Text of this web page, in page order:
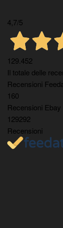
4,7/5
129.452
Il totale delle
Recensioni
160
Recensioni Ebay
129292
Recensioni